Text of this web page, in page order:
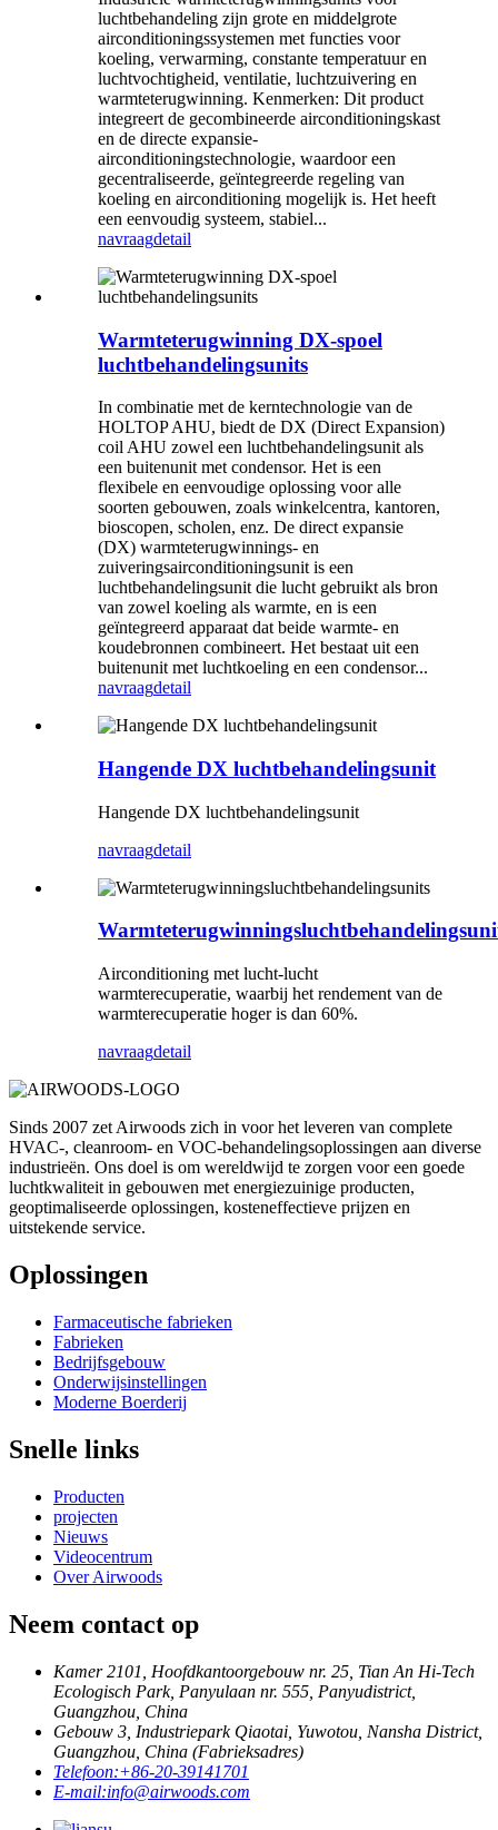
luchtbehandeling zijn grote en middelgrote
airconditioningssystemen met functies voor
koeling, verwarming, constante temperatuur en
luchtvochtigheid, ventilatie, luchtzuivering en
warmteterugwinning. Kenmerken: Dit product
integreert de gecombineerde airconditioningskast
en de directe expansie-
airconditioningstechnologie, waardoor een
gecentraliseerde, geïntegreerde regeling van
koeling en airconditioning mogelijk is. Het heeft
een eenvoudig systeem, stabiel...
navraagdetail
Warmteterugwinning DX-spoel
luchtbehandelingsunits
In combinatie met de kerntechnologie van de
HOLTOP AHU, biedt de DX (Direct Expansion)
coil AHU zowel een luchtbehandelingsunit als
een buitenunit met condensor. Het is een
flexibele en eenvoudige oplossing voor alle
soorten gebouwen, zoals winkelcentra, kantoren,
bioscopen, scholen, enz. De direct expansie
(DX) warmteterugwinnings- en
zuiveringsairconditioningsunit is een
luchtbehandelingsunit die lucht gebruikt als bron
van zowel koeling als warmte, en is een
geïntegreerd apparaat dat beide warmte- en
koudebronnen combineert. Het bestaat uit een
buitenunit met luchtkoeling en een condensor...
navraagdetail
Hangende DX luchtbehandelingsunit
Hangende DX luchtbehandelingsunit
navraagdetail
Airconditioning met lucht-lucht
warmterecuperatie, waarbij het rendement van de
warmterecuperatie hoger is dan 60%.
navraagdetail
Sinds 2007 zet Airwoods zich in voor het leveren van complete
HVAC-, cleanroom- en VOC-behandelingsoplossingen aan diverse
industrieën. Ons doel is om wereldwijd te zorgen voor een goede
luchtkwaliteit in gebouwen met energiezuinige producten,
geoptimaliseerde oplossingen, kosteneffectieve prijzen en
uitstekende service.
Oplossingen
Farmaceutische fabrieken
Fabrieken
Bedrijfsgebouw
Onderwijsinstellingen
Moderne Boerderij
Snelle links
Producten
projecten
Nieuws
Videocentrum
Over Airwoods
Neem contact op
Kamer 2101, Hoofdkantoorgebouw nr. 25, Tian An Hi-Tech
Ecologisch Park, Panyulaan nr. 555, Panyudistrict,
Guangzhou, China
Gebouw 3, Industriepark Qiaotai, Yuwotou, Nansha District,
Guangzhou, China (Fabrieksadres)
Telefoon:+86-20-39141701
E-mail:info@airwoods.com